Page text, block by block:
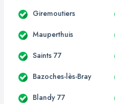
Giremoutiers
Mauperthuis
Saints 77
Bazoches-lès-Bray
Blandy 77